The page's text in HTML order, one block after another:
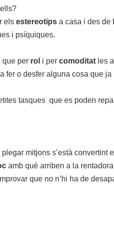
els estereotips a casa i des de
i psíquiques.
que per rol i per comoditat les
fer o desfer alguna cosa que
tasques que es poden
mitjons s’està convertint
amb què arriben a la
que no n’hi ha de